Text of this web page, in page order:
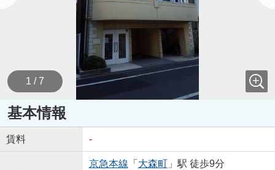
1 / 7
基本情報
賃料 -
京急本線 「 大森町」駅 徒歩9分